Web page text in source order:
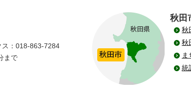
：018-863-7284
まで
秋田
秋
秋
ま
統